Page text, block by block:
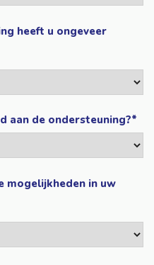
heeft u ongeveer
aan de ondersteuning?*
mogelijkheden in uw